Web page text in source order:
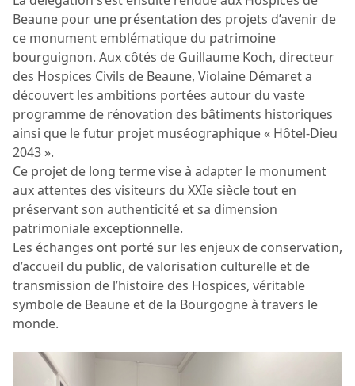
Beaune pour une présentation des projets d’avenir de
ce monument emblématique du patrimoine
bourguignon. Aux côtés de Guillaume Koch, directeur
des Hospices Civils de Beaune, Violaine Démaret a
découvert les ambitions portées autour du vaste
programme de rénovation des bâtiments historiques
ainsi que le futur projet muséographique « Hôtel-Dieu
2043 ».
Ce projet de long terme vise à adapter le monument
aux attentes des visiteurs du XXIe siècle tout en
préservant son authenticité et sa dimension
patrimoniale exceptionnelle.
Les échanges ont porté sur les enjeux de conservation,
d’accueil du public, de valorisation culturelle et de
transmission de l’histoire des Hospices, véritable
symbole de Beaune et de la Bourgogne à travers le
monde.